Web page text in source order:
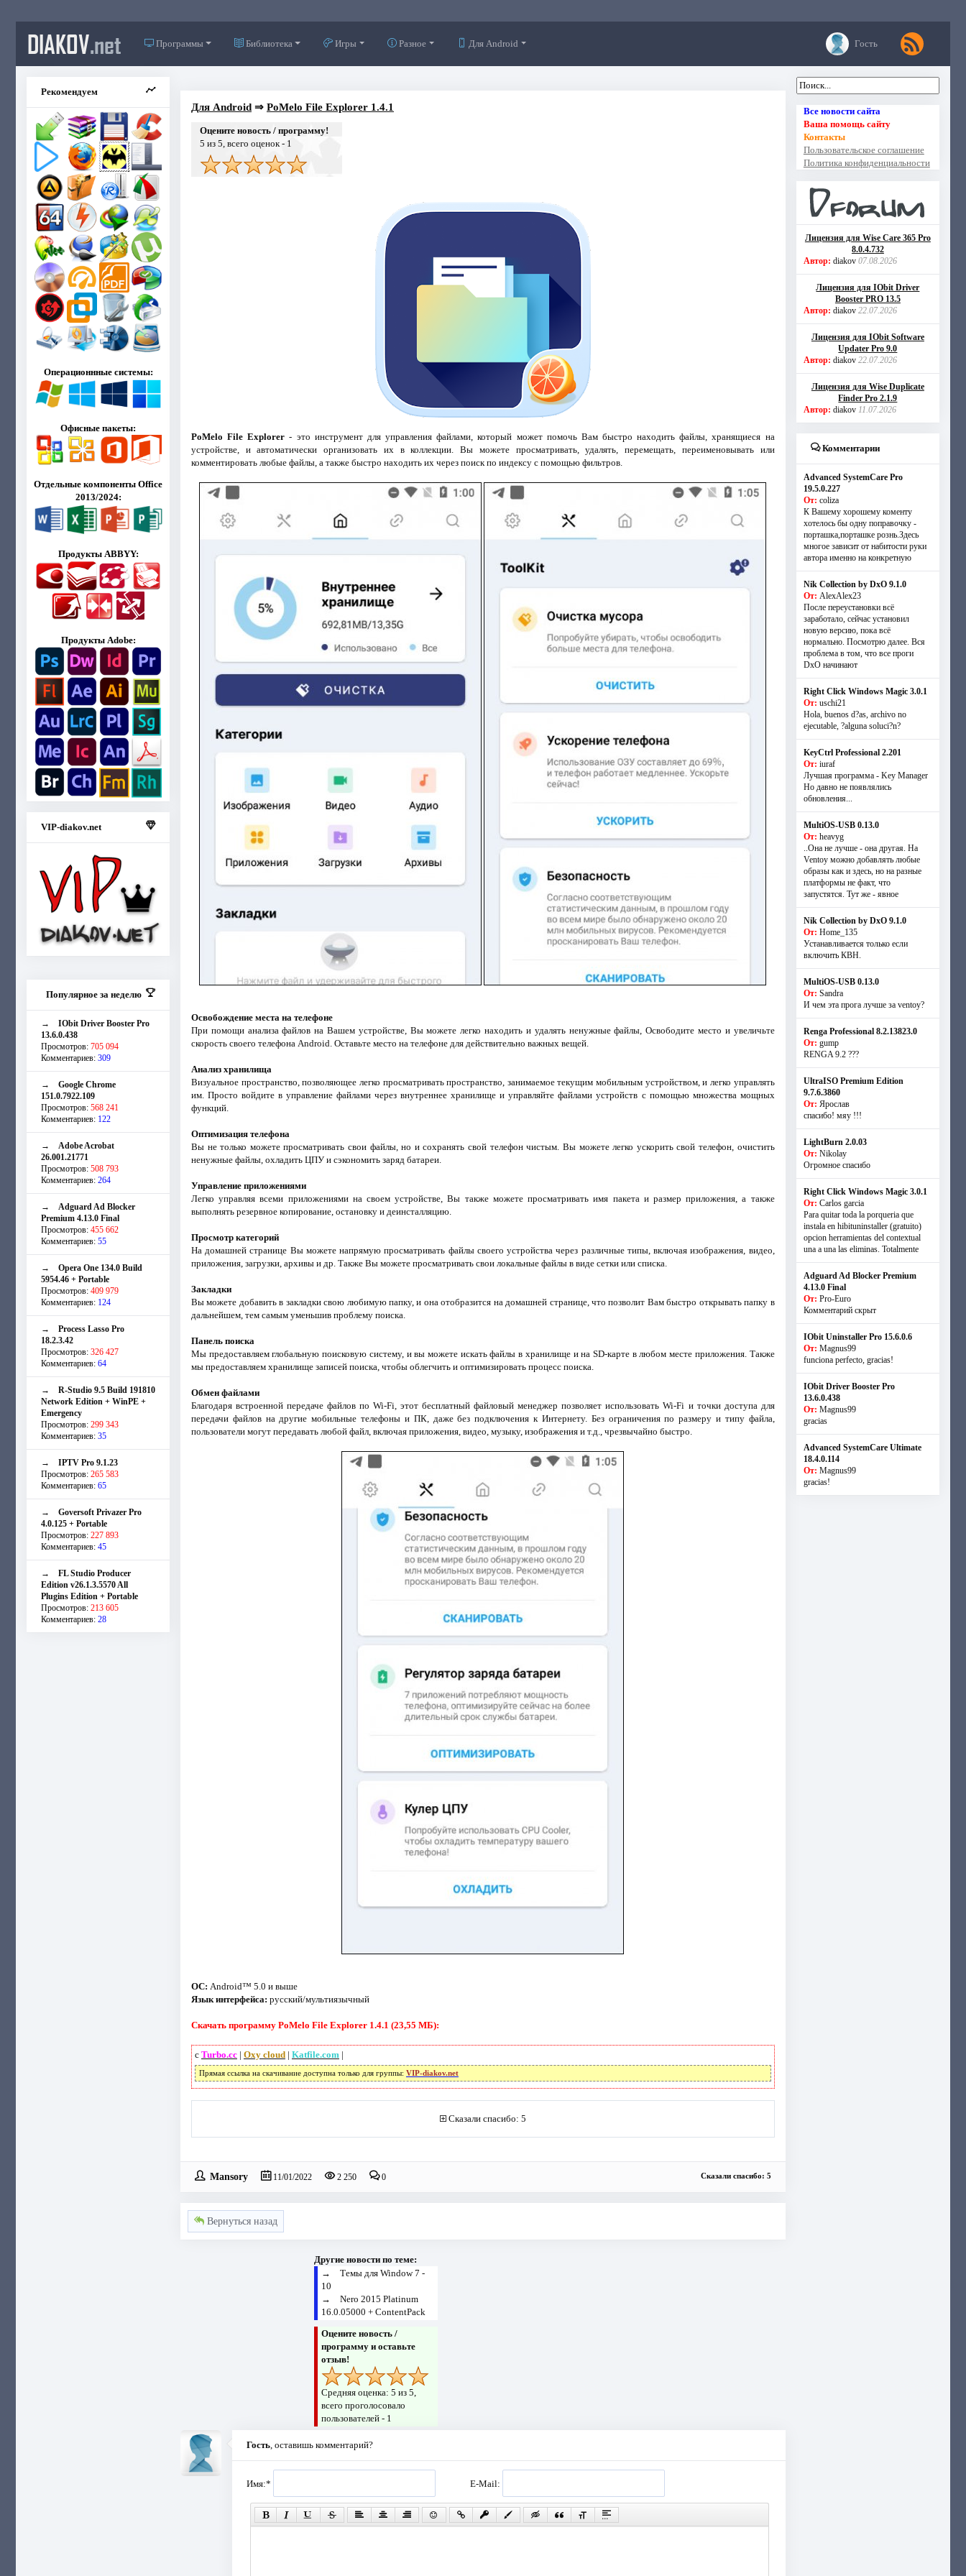
DIAKOV.net Программы Библиотека Игры Разное Для Android Гость
Рекомендуем
Операционнные системы:
Офисные пакеты:
Отдельные компоненты Office
2013/2024:
Продукты ABBYY:
Продукты Adobe:
VIP-diakov.net
Популярное за неделю
→ IObit Driver Booster Pro
13.6.0.438
Просмотров: 705 094
Комментариев: 309
→ Google Chrome
151.0.7922.109
Просмотров: 568 241
Комментариев: 122
→ Adobe Acrobat
26.001.21771
Просмотров: 508 793
Комментариев: 264
→ Adguard Ad Blocker
Premium 4.13.0 Final
Просмотров: 455 662
Комментариев: 55
→ Opera One 134.0 Build
5954.46 + Portable
Просмотров: 409 979
Комментариев: 124
→ Process Lasso Pro
18.2.3.42
Просмотров: 326 427
Комментариев: 64
→ R-Studio 9.5 Build 191810
Network Edition + WinPE +
Emergency
Просмотров: 299 343
Комментариев: 35
→ IPTV Pro 9.1.23
Просмотров: 265 583
Комментариев: 65
→ Goversoft Privazer Pro
4.0.125 + Portable
Просмотров: 227 893
Комментариев: 45
→ FL Studio Producer
Edition v26.1.3.5570 All
Plugins Edition + Portable
Просмотров: 213 605
Комментариев: 28
Для Android⇒ PoMelo File Explorer 1.4.1
Оцените новость / программу!
5 из 5, всего оценок - 1
PoMelo File Explorer - это инструмент для управления файлами, который может помочь Вам быстро находить файлы, хранящиеся на
устройстве, и автоматически организовать их в коллекции. Вы можете просматривать, удалять, перемещать, переименовывать или
комментировать любые файлы, а также быстро находить их через поиск по индексу с помощью фильтров.
Освобождение места на телефоне
При помощи анализа файлов на Вашем устройстве, Вы можете легко находить и удалять ненужные файлы, Освободите место и увеличьте
скорость своего телефона Android. Оставьте место на телефоне для действительно важных вещей.
Анализ хранилища
Визуальное пространство, позволяющее легко просматривать пространство, занимаемое текущим мобильным устройством, и легко управлять
им. Просто войдите в управление файлами через внутреннее хранилище и управляйте файлами устройств с помощью множества мощных
функций.
Оптимизация телефона
Вы не только можете просматривать свои файлы, но и сохранять свой телефон чистым. Вы можете легко ускорить свой телефон, очистить
ненужные файлы, охладить ЦПУ и сэкономить заряд батареи.
Управление приложениями
Легко управляя всеми приложениями на своем устройстве, Вы также можете просматривать имя пакета и размер приложения, а также
выполнять резервное копирование, остановку и деинсталляцию.
Просмотр категорий
На домашней странице Вы можете напрямую просматривать файлы своего устройства через различные типы, включая изображения, видео,
приложения, загрузки, архивы и др. Также Вы можете просматривать свои локальные файлы в виде сетки или списка.
Закладки
Вы можете добавить в закладки свою любимую папку, и она отобразится на домашней странице, что позволит Вам быстро открывать папку в
дальнейшем, тем самым уменьшив проблему поиска.
Панель поиска
Мы предоставляем глобальную поисковую систему, и вы можете искать файлы в хранилище и на SD-карте в любом месте приложения. Также
мы предоставляем хранилище записей поиска, чтобы облегчить и оптимизировать процесс поиска.
Обмен файлами
Благодаря встроенной передаче файлов по Wi-Fi, этот бесплатный файловый менеджер позволяет использовать Wi-Fi и точки доступа для
передачи файлов на другие мобильные телефоны и ПК, даже без подключения к Интернету. Без ограничения по размеру и типу файла,
пользователи могут передавать любой файл, включая приложения, видео, музыку, изображения и т.д., чрезвычайно быстро.
ОС: Android™ 5.0 и выше
Язык интерфейса: русский/мультиязычный
Скачать программу PoMelo File Explorer 1.4.1 (23,55 МБ):
с Turbo.cc| Oxy cloud| Katfile.com |
Прямая ссылка на скачивание доступна только для группы: VIP-diakov.net
Сказали спасибо: 5
Mansory 11/01/2022 2 250 0 Сказали спасибо: 5
Вернуться назад
Другие новости по теме:
→ Темы для Window 7 -
10
→ Nero 2015 Platinum
16.0.05000 + ContentPack
Оцените новость /
программу и оставьте
отзыв!
Средняя оценка: 5 из 5,
всего проголосовало
пользователей - 1
Гость, оставишь комментарий?
Имя:* E-Mail:
Все новости сайта
Ваша помощь сайту
Контакты
Пользовательское соглашение
Политика конфиденциальности
Лицензия для Wise Care 365 Pro
8.0.4.732
Автор: diakov 07.08.2026
Лицензия для IObit Driver
Booster PRO 13.5
Автор: diakov 22.07.2026
Лицензия для IObit Software
Updater Pro 9.0
Автор: diakov 22.07.2026
Лицензия для Wise Duplicate
Finder Pro 2.1.9
Автор: diakov 11.07.2026
Комментарии
Advanced SystemCare Pro
19.5.0.227
От: coliza
К Вашему хорошему коменту
хотелось бы одну поправочку -
порташка,порташке рознь.Здесь
многое зависит от набитости руки
автора именно на конкретную
Nik Collection by DxO 9.1.0
От: AlexAlex23
После переустановки всё
заработало, сейчас установил
новую версию, пока всё
нормально. Посмотрю далее. Вся
проблема в том, что все проги
DxO начинают
Right Click Windows Magic 3.0.1
От: uschi21
Hola, buenos d?as, archivo no
ejecutable, ?alguna soluci?n?
KeyCtrl Professional 2.201
От: iuraf
Лучшая программа - Key Manager
Но давно не появлялись
обновления...
MultiOS-USB 0.13.0
От: heavyg
..Она не лучше - она другая. На
Ventoy можно добавлять любые
образы как и здесь, но на разные
платформы не факт, что
запустятся. Тут же - явное
Nik Collection by DxO 9.1.0
От: Home_135
Устанавливается только если
включить КВН.
MultiOS-USB 0.13.0
От: Sandra
И чем эта прога лучше за ventoy?
Renga Professional 8.2.13823.0
От: gump
RENGA 9.2 ???
UltraISO Premium Edition
9.7.6.3860
От: Ярослав
спасибо! мяу !!!
LightBurn 2.0.03
От: Nikolay
Огромное спасибо
Right Click Windows Magic 3.0.1
От: Carlos garcia
Para quitar toda la porqueria que
instala en hibituninstaller (gratuito)
opcion herramientas del contextual
una a una las eliminas. Totalmente
Adguard Ad Blocker Premium
4.13.0 Final
От: Pro-Euro
Комментарий скрыт
IObit Uninstaller Pro 15.6.0.6
От: Magnus99
funciona perfecto, gracias!
IObit Driver Booster Pro
13.6.0.438
От: Magnus99
gracias
Advanced SystemCare Ultimate
18.4.0.114
От: Magnus99
gracias!